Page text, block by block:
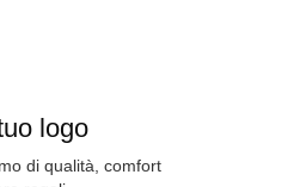
logo
di qualità, comfort